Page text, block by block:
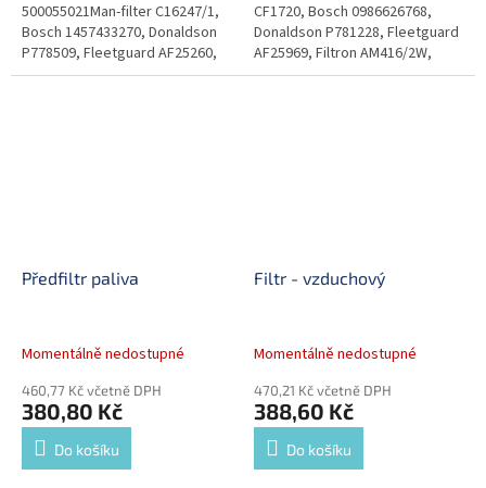
500055021Man-filter C16247/1,
Bosch 1457433270, Donaldson
P778509, Fleetguard AF25260,
Filtron AM406/2, Hengst E586L,
CF1720, Bosch 0986626768,
Donaldson P781228, Fleetguard
AF25969, Filtron AM416/2W,
Hengst E1033LS, UFI 27.A44.00
Předfiltr paliva
Momentálně nedostupné
460,77 Kč včetně DPH
380,80 Kč
Do košíku
Filtr - vzduchový
Momentálně nedostupné
470,21 Kč včetně DPH
388,60 Kč
Do košíku